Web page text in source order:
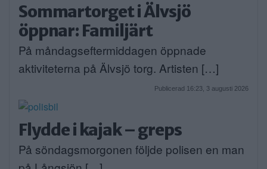
Sommartorget i Älvsjö
öppnar: Familjärt
På måndagseftermiddagen öppnade
aktiviteterna på Älvsjö torg. Artisten […]
Publicerad 16:23, 3 augusti 2026
Flydde i kajak – greps
På söndagsmorgonen följde polisen en man